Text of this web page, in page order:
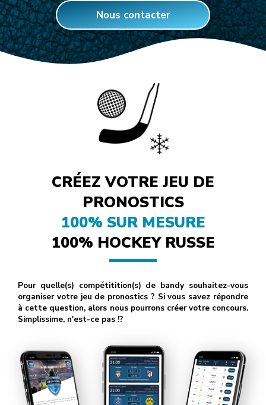
Nous contacter
CRÉEZ VOTRE JEU DE
PRONOSTICS
100% SUR MESURE
100% HOCKEY RUSSE
Pour quelle(s) compétitition(s) de bandy souhaitez-vous
organiser votre jeu de pronostics ? Si vous savez répondre
à cette question, alors nous pourrons créer votre concours.
Simplissime, n'est-ce pas !?